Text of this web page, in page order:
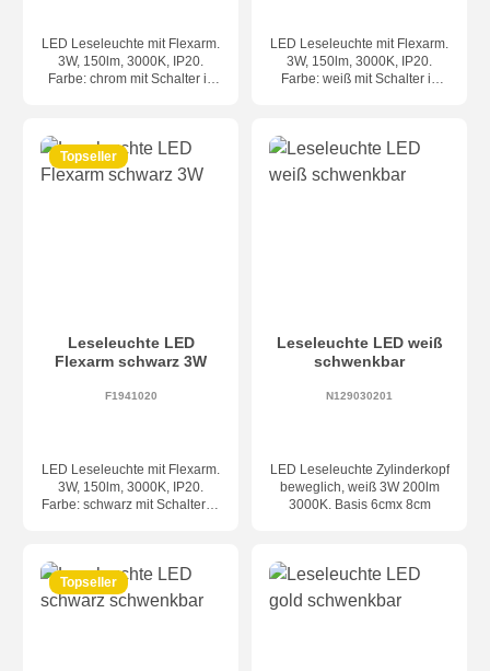
LED Leseleuchte mit Flexarm.
3W, 150lm, 3000K, IP20.
Farbe: chrom mit Schalter in
LED Leseleuchte mit Flexarm.
3W, 150lm, 3000K, IP20.
Farbe: weiß mit Schalter in
Topseller
Leseleuchte LED
Flexarm schwarz 3W
F1941020
LED Leseleuchte mit Flexarm.
3W, 150lm, 3000K, IP20.
Farbe: schwarz mit Schalter in
Leseleuchte LED weiß
schwenkbar
N129030201
LED Leseleuchte Zylinderkopf
beweglich, weiß 3W 200lm
3000K. Basis 6cmx 8cm
Topseller